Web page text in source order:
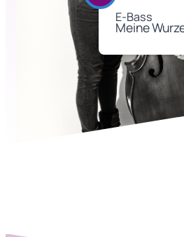
E-Bass
Meine